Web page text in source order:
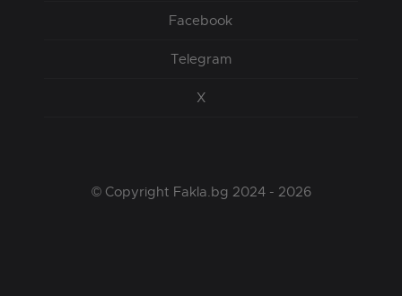
Facebook
Telegram
X
© Copyright Fakla.bg 2024 - 2026